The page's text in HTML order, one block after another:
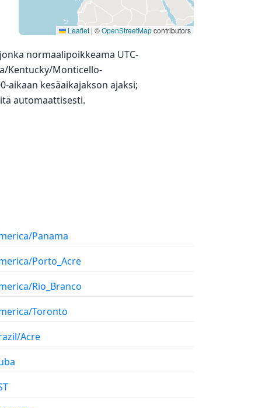
Leaflet | ©OpenStreetMapcontributors
normaalipoikkeama UTC-
Kentucky/Monticello-
aikaan kesäaikajakson ajaksi;
automaattisesti.
Panama
Porto_Acre
Rio_Branco
Toronto
Acre